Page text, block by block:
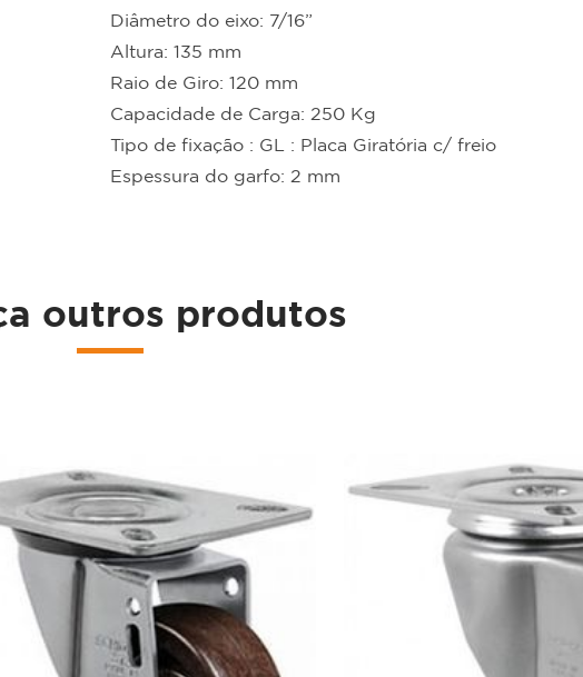
Diâmetro do eixo: 7/16”
Altura: 135 mm
Raio de Giro: 120 mm
Capacidade de Carga: 250 Kg
Tipo de fixação : GL : Placa Giratória c/ freio
Espessura do garfo: 2 mm
outros produtos